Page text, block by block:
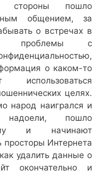
стороны пошло
общением, за
о встречах в
проблемы с
о каком-то
использоваться
целях.
народ наигрался и
надоели, пошло
и начинают
просторы Интернета
удалить данные о
окончательно и